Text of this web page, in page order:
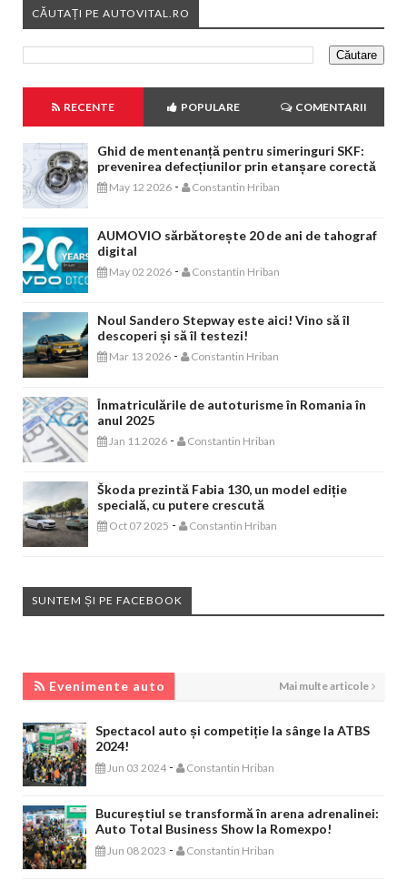
CĂUTAȚI PE AUTOVITAL.RO
RECENTE POPULARE COMENTARII
Ghid de mentenanță pentru simeringuri SKF:
prevenirea defecțiunilor prin etanșare corectă
May 12 2026 - Constantin Hriban
AUMOVIO sărbătorește 20 de ani de tahograf
digital
May 02 2026 - Constantin Hriban
Noul Sandero Stepway este aici! Vino să îl
descoperi și să îl testezi!
Mar 13 2026 - Constantin Hriban
Înmatriculările de autoturisme în Romania în
anul 2025
Jan 11 2026 - Constantin Hriban
Škoda prezintă Fabia 130, un model ediție
specială, cu putere crescută
Oct 07 2025 - Constantin Hriban
SUNTEM ȘI PE FACEBOOK
Evenimente auto Mai multe articole
Spectacol auto și competiție la sânge la ATBS
2024!
Jun 03 2024 - Constantin Hriban
Bucureștiul se transformă în arena adrenalinei:
Auto Total Business Show la Romexpo!
Jun 08 2023 - Constantin Hriban